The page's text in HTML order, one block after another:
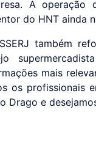
A
do HNT ainda
também
mais
os profissionais
Drago e